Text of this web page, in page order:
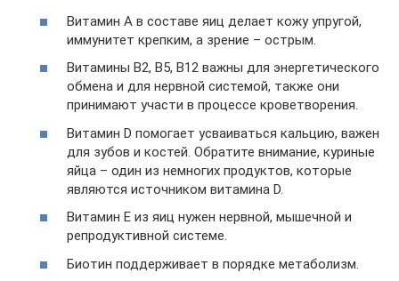
Витамин А в составе яиц делает кожу упругой,
иммунитет крепким, а зрение – острым.
Витамины В2, В5, В12 важны для энергетического
обмена и для нервной системой, также они
принимают участи в процессе кроветворения.
Витамин D помогает усваиваться кальцию, важен
для зубов и костей. Обратите внимание, куриные
яйца – один из немногих продуктов, которые
являются источником витамина D.
Витамин Е из яиц нужен нервной, мышечной и
репродуктивной системе.
Биотин поддерживает в порядке метаболизм.